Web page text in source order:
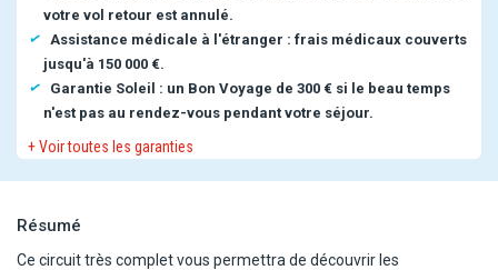
votre vol retour est annulé.
Assistance médicale à l'étranger : frais médicaux couverts
jusqu'à 150 000 €.
Garantie Soleil : un Bon Voyage de 300 € si le beau temps
n'est pas au rendez-vous pendant votre séjour.
+ Voir toutes les garanties
Résumé
Ce circuit très complet vous permettra de découvrir les